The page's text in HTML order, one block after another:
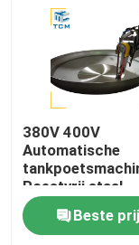
380V 400V
Automatische
Roestvrij staal
koppoetser tank
schelppoetser
Beste